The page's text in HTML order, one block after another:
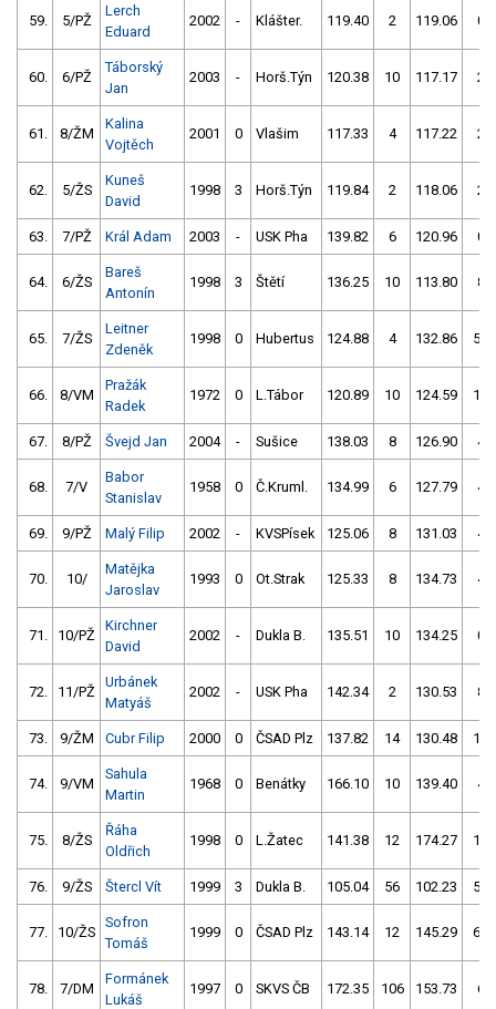
59. 5/PŽ
Lerch
Eduard
2002 - Klášter. 119.40 2 119.06 0
60. 6/PŽ
Táborský
Jan
2003 - Horš.Týn 120.38 10 117.17 2
61. 8/ŽM
Kalina
Vojtěch
2001 0 Vlašim 117.33 4 117.22 2
62. 5/ŽS
Kuneš
David
1998 3 Horš.Týn 119.84 2 118.06 2
63. 7/PŽ Král Adam 2003 - USK Pha 139.82 6 120.96 0
64. 6/ŽS
Bareš
Antonín
1998 3 Štětí 136.25 10 113.80 8
65. 7/ŽS
Leitner
Zdeněk
1998 0 Hubertus 124.88 4 132.86 54
66. 8/VM
Pražák
Radek
1972 0 L.Tábor 120.89 10 124.59 10
67. 8/PŽ Švejd Jan 2004 - Sušice 138.03 8 126.90 4
68. 7/V
Babor
Stanislav
1958 0 Č.Kruml. 134.99 6 127.79 4
69. 9/PŽ Malý Filip 2002 - KVSPísek 125.06 8 131.03 4
70. 10/
Matějka
Jaroslav
1993 0 Ot.Strak 125.33 8 134.73 4
71. 10/PŽ
Kirchner
David
2002 - Dukla B. 135.51 10 134.25 0
72. 11/PŽ
Urbánek
Matyáš
2002 - USK Pha 142.34 2 130.53 8
73. 9/ŽM Cubr Filip 2000 0 ČSAD Plz 137.82 14 130.48 10
74. 9/VM
Sahula
Martin
1968 0 Benátky 166.10 10 139.40 4
75. 8/ŽS
Řáha
Oldřich
1998 0 L.Žatec 141.38 12 174.27 12
76. 9/ŽS Štercl Vít 1999 3 Dukla B. 105.04 56 102.23 52
77. 10/ŽS
Sofron
Tomáš
1999 0 ČSAD Plz 143.14 12 145.29 60
78. 7/DM
Formánek
Lukáš
1997 0 SKVS ČB 172.35 106 153.73 6